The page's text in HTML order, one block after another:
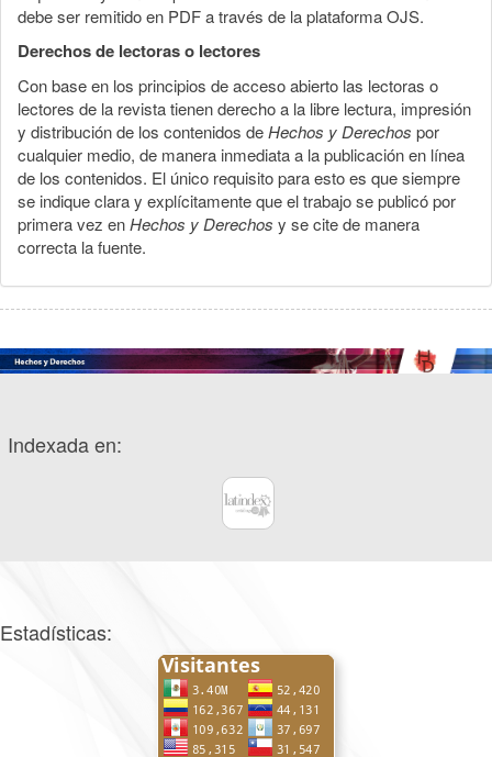
debe ser remitido en PDF a través de la plataforma OJS.
Derechos de lectoras o lectores
Con base en los principios de acceso abierto las lectoras o
lectores de la revista tienen derecho a la libre lectura, impresión
y distribución de los contenidos deHechos y Derechos por
cualquier medio, de manera inmediata a la publicación en línea
de los contenidos. El único requisito para esto es que siempre
se indique clara y explícitamente que el trabajo se publicó por
primera vez enHechos y Derechos y se cite de manera
correcta la fuente.
Indexada en:
Estadísticas: